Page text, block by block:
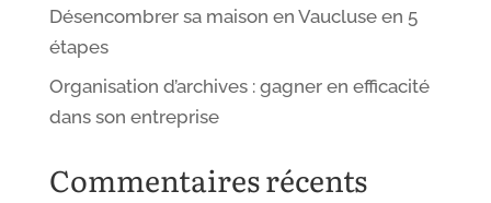
Désencombrer sa maison en Vaucluse en 5
étapes
Organisation d’archives : gagner en efficacité
dans son entreprise
Commentaires récents